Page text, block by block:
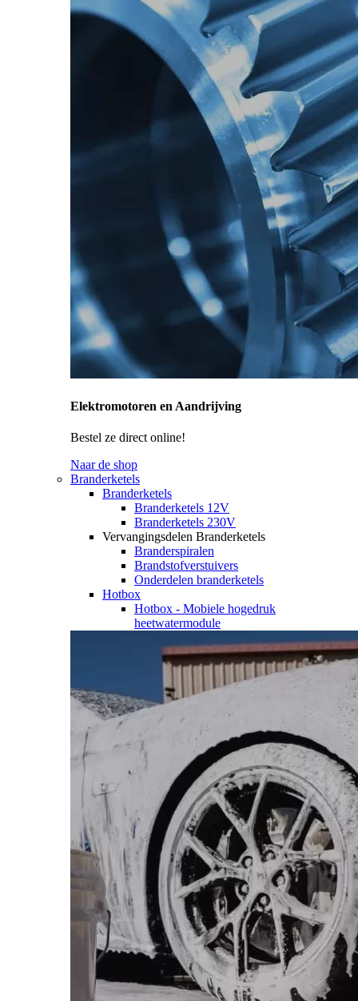
Elektromotoren en Aandrijving
Bestel ze direct online!
Naar de shop
Branderketels
Branderketels
Branderketels 12V
Branderketels 230V
Vervangingsdelen Branderketels
Branderspiralen
Brandstofverstuivers
Onderdelen branderketels
Hotbox
Hotbox - Mobiele hogedruk
heetwatermodule